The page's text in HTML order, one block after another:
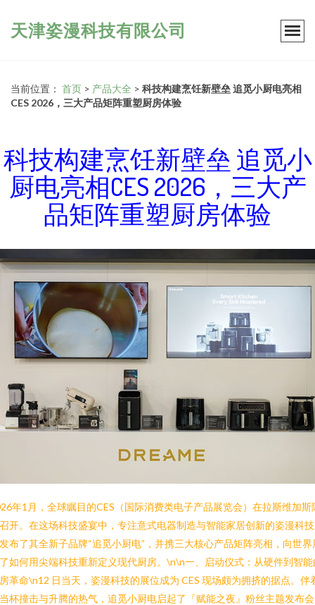
天津姿漫科技有限公司
当前位置： 首页 > 产品大全 > 科技构建烹饪新壁垒 追觅小厨电亮相
CES 2026，三大产品矩阵重塑厨房体验
科技构建烹饪新壁垒 追觅小
厨电亮相CES 2026，三大产
品矩阵重塑厨房体验
年1月，全球瞩目的CES（国际消费类电子产品展览会）在拉斯维加斯
开。在这场科技盛宴中，专注意式电器制造与智能家居创新的姿漫科
布了其全新子品牌“追觅小厨电”，并携三大核心产品矩阵亮相，向世界
如何用尖端科技重新定义现代厨房。\n\n一、启动仪式：从硬件到智能
革命\n12 日当天，姿漫科技的展位成为 CES 现场颇为拥挤的据点。伴
杯撞击与升腾的热气，追觅小厨电启起了『赋能之夜』粉丝主题发布